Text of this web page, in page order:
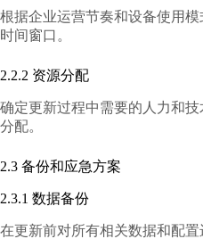
根据企业运营节奏和设备使用
时间窗口。
2.2.2 资源分配
确定更新过程中需要的人力和
分配。
2.3 备份和应急方案
2.3.1 数据备份
在更新前对所有相关数据和配置